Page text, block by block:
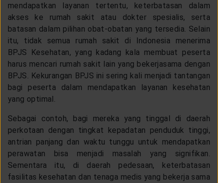
mendapatkan layanan tertentu, keterbatasan dalam
akses ke rumah sakit atau dokter spesialis, serta
batasan dalam pilihan obat-obatan yang tersedia. Selain
itu, tidak semua rumah sakit di Indonesia menerima
BPJS Kesehatan, yang kadang kala membuat peserta
harus mencari rumah sakit lain yang bekerjasama dengan
BPJS. Kekurangan BPJS ini sering kali menjadi tantangan
bagi peserta dalam mendapatkan layanan kesehatan
yang optimal.
Sebagai contoh, bagi mereka yang tinggal di daerah
perkotaan dengan tingkat kepadatan penduduk tinggi,
antrian panjang dan waktu tunggu untuk mendapatkan
perawatan bisa menjadi masalah yang signifikan.
Sementara itu, di daerah pedesaan, keterbatasan
fasilitas kesehatan dan tenaga medis yang bekerja sama